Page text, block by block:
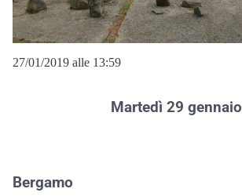
27/01/2019 alle 13:59
Martedì 29 gennaio
Bergamo